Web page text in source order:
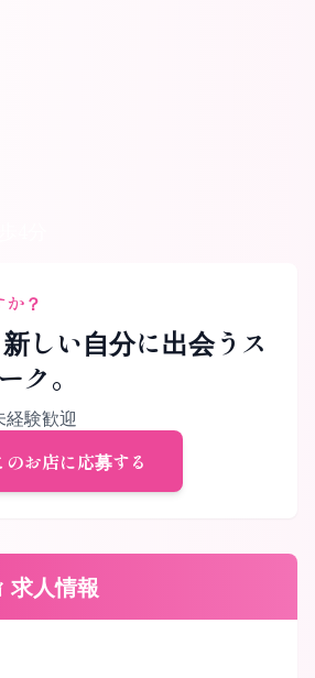
？
しい自分に出会うス
ク。
験歓迎
のお店に応募する
求人情報